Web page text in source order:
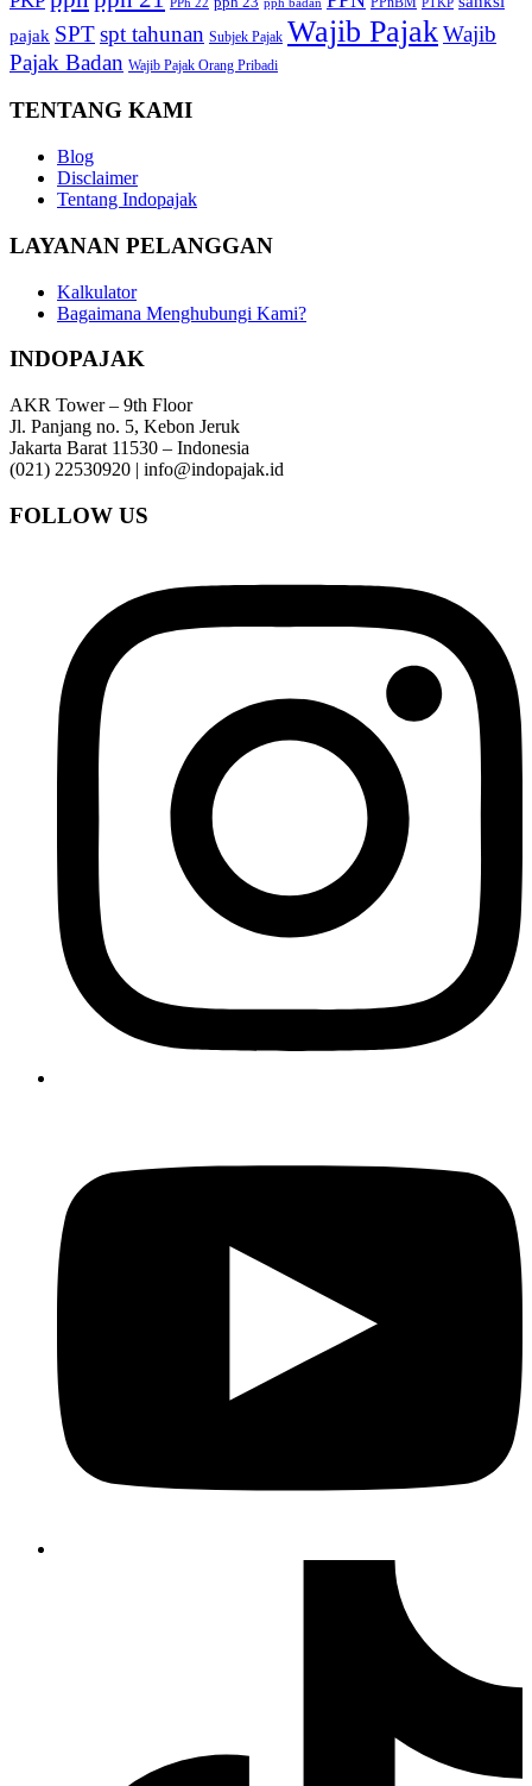
PTKP
pajak SPTspt tahunan Subjek Pajak Wajib PajakWajib
Pajak Badan Wajib Pajak Orang Pribadi
TENTANG KAMI
Blog
Disclaimer
Tentang Indopajak
LAYANAN PELANGGAN
Kalkulator
Bagaimana Menghubungi Kami?
INDOPAJAK
AKR Tower – 9th Floor
Jl. Panjang no. 5, Kebon Jeruk
Jakarta Barat 11530 – Indonesia
(021) 22530920 | info@indopajak.id
FOLLOW US